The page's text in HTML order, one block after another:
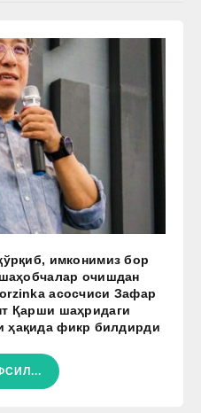
имконимиз бор
очишдан
асосчиси Зафар
Қарши шаҳридаги
ҳақида фикр билдирди